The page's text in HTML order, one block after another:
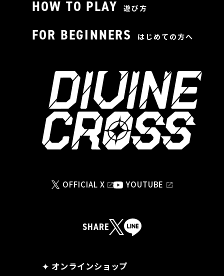
HOW TO PLAY 遊び方
FOR BEGINNERS はじめての方へ
OFFICIAL X YOUTUBE
SHARE
オンラインショップ